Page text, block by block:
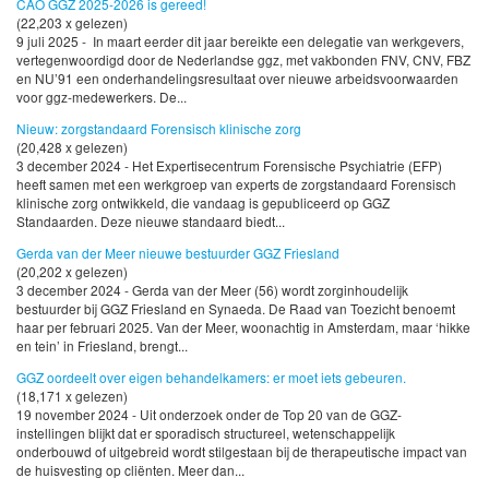
CAO GGZ 2025-2026 is gereed!
(22,203 x gelezen)
9 juli 2025 - In maart eerder dit jaar bereikte een delegatie van werkgevers,
vertegenwoordigd door de Nederlandse ggz, met vakbonden FNV, CNV, FBZ
en NU’91 een onderhandelingsresultaat over nieuwe arbeidsvoorwaarden
voor ggz-medewerkers. De...
Nieuw: zorgstandaard Forensisch klinische zorg
(20,428 x gelezen)
3 december 2024 - Het Expertisecentrum Forensische Psychiatrie (EFP)
heeft samen met een werkgroep van experts de zorgstandaard Forensisch
klinische zorg ontwikkeld, die vandaag is gepubliceerd op GGZ
Standaarden. Deze nieuwe standaard biedt...
Gerda van der Meer nieuwe bestuurder GGZ Friesland
(20,202 x gelezen)
3 december 2024 - Gerda van der Meer (56) wordt zorginhoudelijk
bestuurder bij GGZ Friesland en Synaeda. De Raad van Toezicht benoemt
haar per februari 2025. Van der Meer, woonachtig in Amsterdam, maar ‘hikke
en tein’ in Friesland, brengt...
GGZ oordeelt over eigen behandelkamers: er moet iets gebeuren.
(18,171 x gelezen)
19 november 2024 - Uit onderzoek onder de Top 20 van de GGZ-
instellingen blijkt dat er sporadisch structureel, wetenschappelijk
onderbouwd of uitgebreid wordt stilgestaan bij de therapeutische impact van
de huisvesting op cliënten. Meer dan...